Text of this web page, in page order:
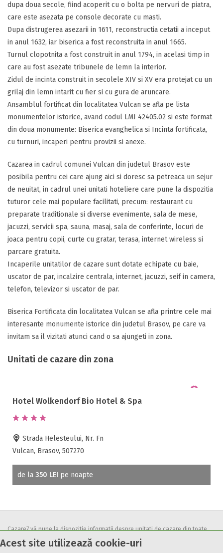
Acest site utilizează cookie-uri
dupa doua secole, fiind acoperit cu o bolta pe nervuri de piatra,
care este asezata pe console decorate cu masti.
Dupa distrugerea asezarii in 1611, reconstructia cetatii a inceput
in anul 1632, iar biserica a fost reconstruita in anul 1665.
Turnul clopotnita a fost construit in anul 1794, in acelasi timp in
care au fost asezate tribunele de lemn la interior.
Zidul de incinta construit in secolele XIV si XV era protejat cu un
grilaj din lemn intarit cu fier si cu gura de aruncare.
Ansamblul fortificat din localitatea Vulcan se afla pe lista
monumentelor istorice, avand codul LMI 42405.02 si este format
din doua monumente: Biserica evanghelica si Incinta fortificata,
cu turnuri, incaperi pentru provizii si anexe.
Cazarea in cadrul comunei Vulcan din judetul Brasov este
posibila pentru cei care ajung aici si doresc sa petreaca un sejur
de neuitat, in cadrul unei unitati hoteliere care pune la dispozitia
tuturor cele mai populare facilitati, precum: restaurant cu
preparate traditionale si diverse evenimente, sala de mese,
jacuzzi, servicii spa, sauna, masaj, sala de conferinte, locuri de
joaca pentru copii, curte cu gratar, terasa, internet wireless si
parcare gratuita.
Incaperile unitatilor de cazare sunt dotate echipate cu baie,
uscator de par, incalzire centrala, internet, jacuzzi, seif in camera,
telefon, televizor si uscator de par.
Biserica Fortificata din localitatea Vulcan se afla printre cele mai
interesante monumente istorice din judetul Brasov, pe care va
invitam sa il vizitati atunci cand o sa ajungeti in zona.
Unitati de cazare din zona
Hotel Wolkendorf Bio Hotel & Spa
Strada Helesteului, Nr. Fn
Vulcan, Brasov, 507270
de la 350 LEI pe noapte
Cazare7 vă pune la dispozitie informatii despre unitati de cazare din toate
zonele turistice, oferte speciale, rezervari online.